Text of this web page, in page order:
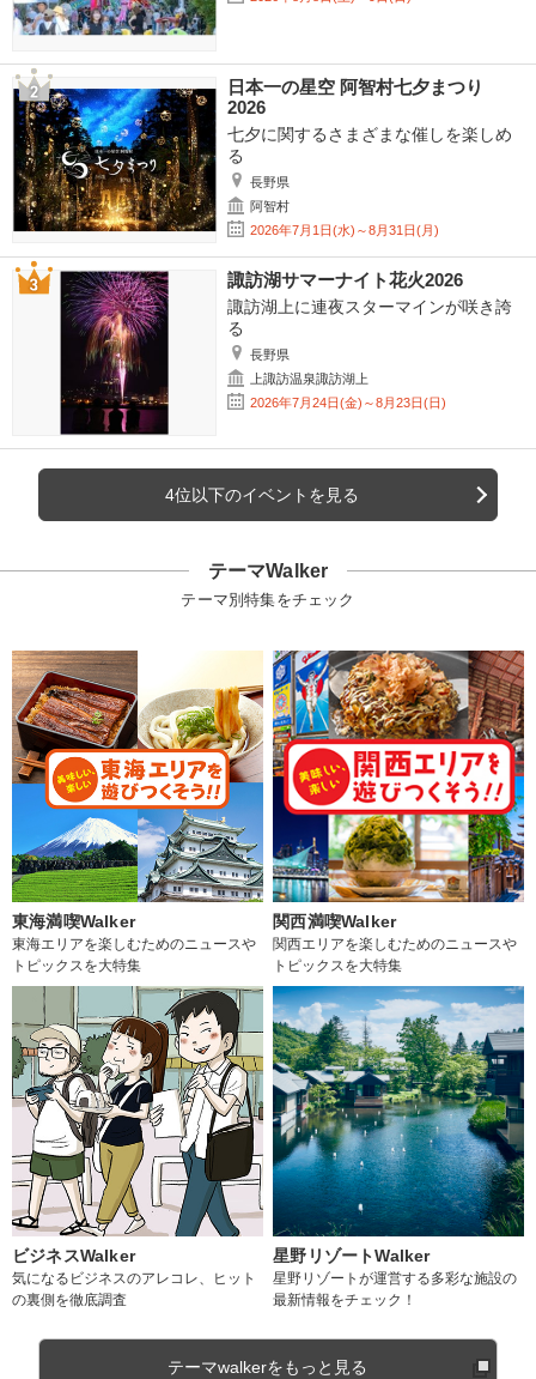
日本一の星空 阿智村七夕まつり
2026
七夕に関するさまざまな催しを楽しめ
る
長野県
阿智村
2026年7月1日(水)～8月31日(月)
諏訪湖サマーナイト花火2026
諏訪湖上に連夜スターマインが咲き誇
る
長野県
上諏訪温泉諏訪湖上
2026年7月24日(金)～8月23日(日)
4位以下のイベントを見る
テーマWalker
テーマ別特集をチェック
東海満喫Walker
東海エリアを楽しむためのニュースや
トピックスを大特集
関西満喫Walker
関西エリアを楽しむためのニュースや
トピックスを大特集
ビジネスWalker
気になるビジネスのアレコレ、ヒット
の裏側を徹底調査
星野リゾートWalker
星野リゾートが運営する多彩な施設の
最新情報をチェック！
テーマwalkerをもっと見る